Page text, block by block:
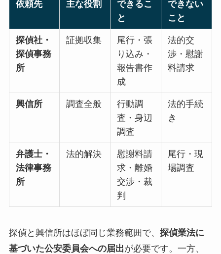
依頼先 主な役割
できるこ
と
できない
こと
探偵社・
探偵事務
所
証拠収集
尾行・張
り込み・
報告書作
成
法的交
渉・慰謝
料請求
興信所 調査全般
行動調
査・身辺
調査
法的手続
き
弁護士・
法律事務
所
法的解決
慰謝料請
求・離婚
交渉・裁
判
尾行・現
場調査
探偵と興信所はほぼ同じ業務範囲で、 探偵業法に
基づいた公安委員会への届出が必要です。一方、